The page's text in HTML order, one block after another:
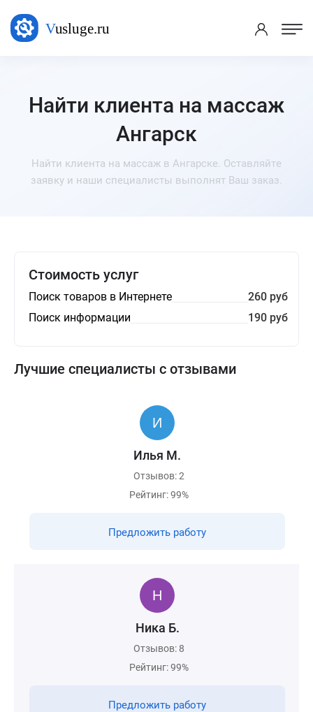
Найти клиента на массаж
Ангарск
Найти клиента на массаж в Ангарске. Оставляйте
заявку и наши специалисты выполнят Ваш заказ.
Стоимость услуг
Поиск товаров в Интернете
260 руб
Поиск информации
190 руб
Лучшие специалисты с отзывами
Илья М.
Отзывов: 2
Рейтинг: 99%
Предложить работу
Ника Б.
Отзывов: 8
Рейтинг: 99%
Предложить работу